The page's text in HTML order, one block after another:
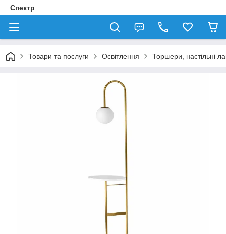
Спектр
Товари та послуги Освітлення Торшери, настільні